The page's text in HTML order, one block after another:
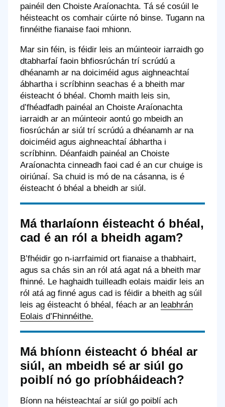
painéil den Choiste Araíonachta. Tá sé cosúil le
héisteacht os comhair cúirte nó binse. Tugann na
finnéithe fianaise faoi mhionn.
Mar sin féin, is féidir leis an múinteoir iarraidh go
dtabharfaí faoin bhfiosrúchán trí scrúdú a
dhéanamh ar na doiciméid agus aighneachtaí
ábhartha i scríbhinn seachas é a bheith mar
éisteacht ó bhéal. Chomh maith leis sin,
d’fhéadfadh painéal an Choiste Araíonachta
iarraidh ar an múinteoir aontú go mbeidh an
fiosrúchán ar siúl trí scrúdú a dhéanamh ar na
doiciméid agus aighneachtaí ábhartha i
scríbhinn. Déanfaidh painéal an Choiste
Araíonachta cinneadh faoi cad é an cur chuige is
oiriúnaí. Sa chuid is mó de na cásanna, is é
éisteacht ó bhéal a bheidh ar siúl.
Má tharlaíonn éisteacht ó bhéal,
cad é an ról a bheidh agam?
B’fhéidir go n-iarrfaimid ort fianaise a thabhairt,
agus sa chás sin an ról atá agat ná a bheith mar
fhinné. Le haghaidh tuilleadh eolais maidir leis an
ról atá ag finné agus cad is féidir a bheith ag súil
leis ag éisteacht ó bhéal, féach ar an leabhrán
Eolais d’Fhinnéithe.
Má bhíonn éisteacht ó bhéal ar
siúl, an mbeidh sé ar siúl go
poiblí nó go príobháideach?
Bíonn na héisteachtaí ar siúl go poiblí ach